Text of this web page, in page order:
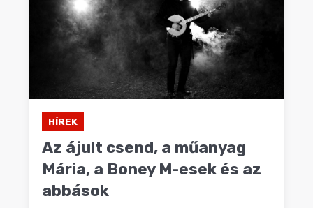
HÍREK
Az ájult csend, a műanyag
Mária, a Boney M-esek és az
abbások